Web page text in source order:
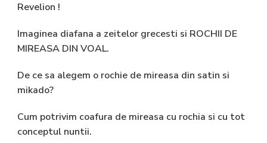
Revelion !
Imaginea diafana a zeitelor grecesti si ROCHII DE
MIREASA DIN VOAL.
De ce sa alegem o rochie de mireasa din satin si
mikado?
Cum potrivim coafura de mireasa cu rochia si cu tot
conceptul nuntii.